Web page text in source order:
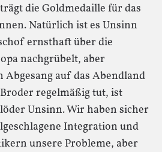
die Goldmedaille für das
Natürlich ist es Unsinn
ernsthaft über die
nachgrübelt, aber
Abgesang auf das Abendland
regelmäßig tut, ist
Unsinn. Wir haben sicher
Integration und
unsere Probleme, aber